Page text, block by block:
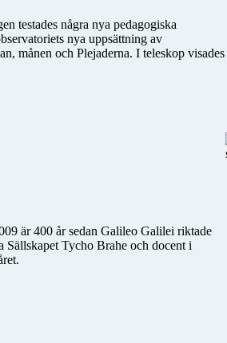
testades några nya pedagogiska
nya uppsättning av
månen och Plejaderna. I teleskop visades
är 400 år sedan Galileo Galilei riktade
Sällskapet Tycho Brahe och docent i